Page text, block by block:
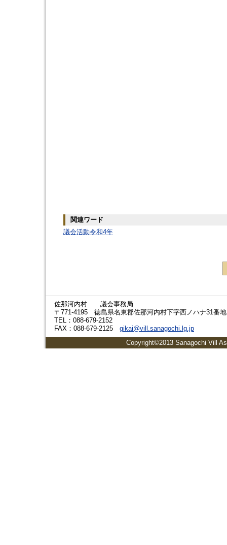
関連ワード
議会活動令和4年
佐那河内村 議会事務局
〒771-4195 徳島県名東郡佐那河内村下字西ノハナ31番地
TEL：088-679-2152
FAX：088-679-2125 gikai@vill.sanagochi.lg.jp
Copyright©2013 Sanagochi Vill